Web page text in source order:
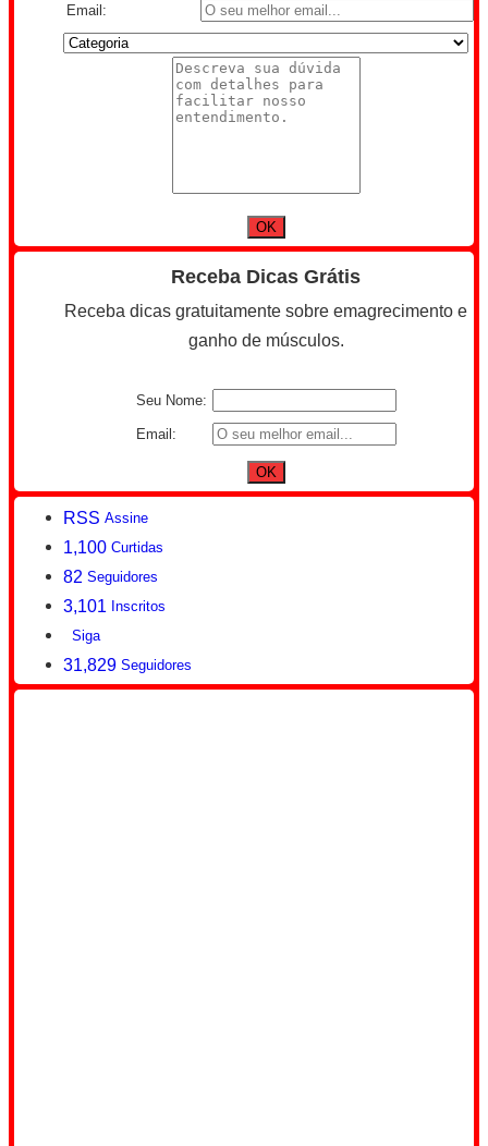
Email:
Receba Dicas Grátis
Receba dicas gratuitamente sobre emagrecimento e
ganho de músculos.
Seu Nome:
Email:
RSS Assine
1,100 Curtidas
82 Seguidores
3,101 Inscritos
Siga
31,829 Seguidores